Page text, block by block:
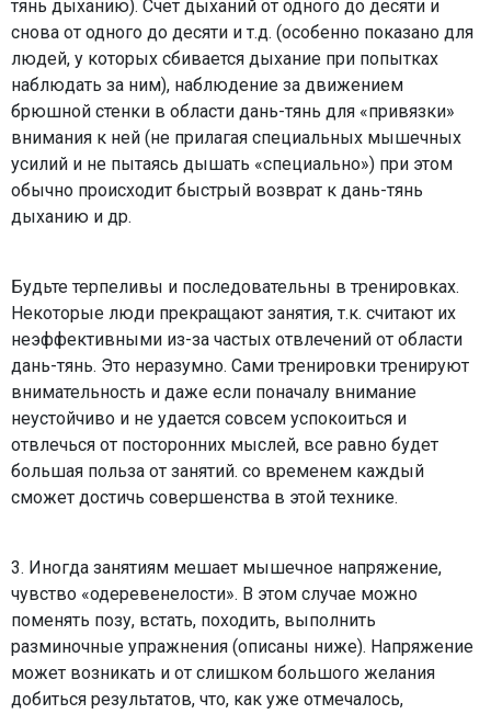
тянь дыханию). Счет дыханий от одного до десяти и
снова от одного до десяти и т.д. (особенно показано для
людей, у которых сбивается дыхание при попытках
наблюдать за ним), наблюдение за движением
брюшной стенки в области дань-тянь для «привязки»
внимания к ней (не прилагая специальных мышечных
усилий и не пытаясь дышать «специально») при этом
обычно происходит быстрый возврат к дань-тянь
дыханию и др.
Будьте терпеливы и последовательны в тренировках.
Некоторые люди прекращают занятия, т.к. считают их
неэффективными из-за частых отвлечений от области
дань-тянь. Это неразумно. Сами тренировки тренируют
внимательность и даже если поначалу внимание
неустойчиво и не удается совсем успокоиться и
отвлечься от посторонних мыслей, все равно будет
большая польза от занятий. со временем каждый
сможет достичь совершенства в этой технике.
3. Иногда занятиям мешает мышечное напряжение,
чувство «одеревенелости». В этом случае можно
поменять позу, встать, походить, выполнить
разминочные упражнения (описаны ниже). Напряжение
может возникать и от слишком большого желания
добиться результатов, что, как уже отмечалось,